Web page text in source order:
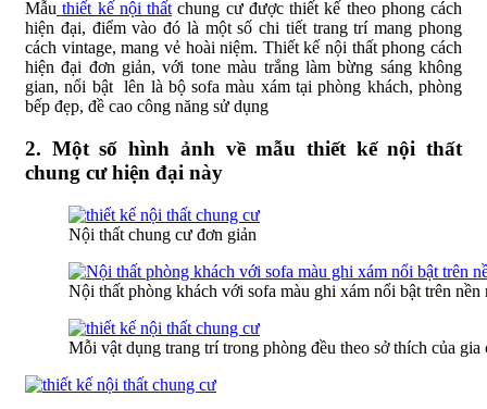
Mẫu thiết kế nội thấtchung cư được thiết kế theo phong cách
hiện đại, điểm vào đó là một số chi tiết trang trí mang phong
cách vintage, mang vẻ hoài niệm. Thiết kế nội thất phong cách
hiện đại đơn giản, với tone màu trắng làm bừng sáng không
gian, nổi bật lên là bộ sofa màu xám tại phòng khách, phòng
bếp đẹp, đề cao công năng sử dụng
2. Một số hình ảnh về mẫu thiết kế nội thất
chung cư hiện đại này
Nội thất chung cư đơn giản
Nội thất phòng khách với sofa màu ghi xám nổi bật trên
Mỗi vật dụng trang trí trong phòng đều theo sở thích của